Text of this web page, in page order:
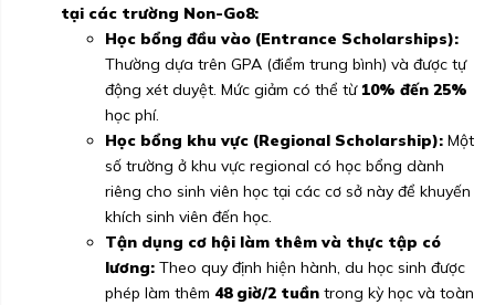
tại các trường Non-Go8:
Học bổng đầu vào (Entrance Scholarships):
Thường dựa trên GPA (điểm trung bình) và được tự
động xét duyệt. Mức giảm có thể từ 10% đến 25%
học phí.
Học bổng khu vực (Regional Scholarship): Một
số trường ở khu vực regional có học bổng dành
riêng cho sinh viên học tại các cơ sở này để khuyến
khích sinh viên đến học.
Tận dụng cơ hội làm thêm và thực tập có
lương: Theo quy định hiện hành, du học sinh được
phép làm thêm 48 giờ/2 tuần trong kỳ học và toàn